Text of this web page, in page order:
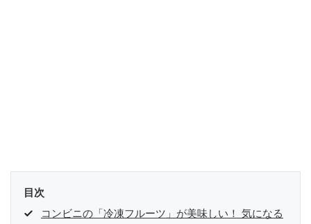
目次
コンビニの「冷凍フルーツ」が美味しい！ 気になる